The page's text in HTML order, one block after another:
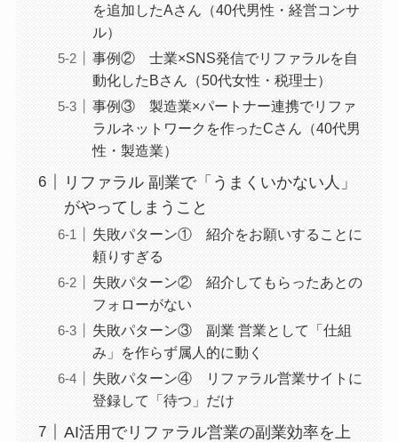
を追加したAさん（40代男性・経営コンサ
ル）
事例② 士業×SNS発信でリファラルを自
動化したBさん（50代女性・税理士）
事例③ 製造業×パートナー連携でリファ
ラルネットワークを作ったCさん（40代男
性・製造業）
リファラル 副業で「うまくいかない人」
がやってしまうこと
失敗パターン① 紹介をお願いすることに
頼りすぎる
失敗パターン② 紹介してもらったあとの
フォローがない
失敗パターン③ 副業 営業として「仕組
み」を作らず属人的に動く
失敗パターン④ リファラル営業サイトに
登録して「待つ」だけ
AI活用でリファラル営業の副業効率を上